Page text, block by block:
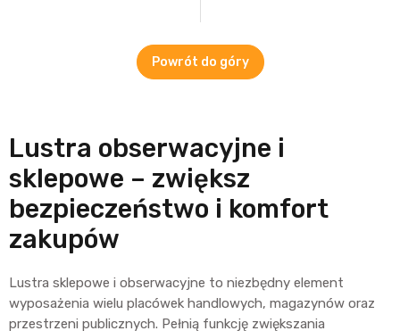
Powrót do góry
Lustra obserwacyjne i
sklepowe – zwiększ
bezpieczeństwo i komfort
zakupów
Lustra sklepowe i obserwacyjne to niezbędny element
wyposażenia wielu placówek handlowych, magazynów oraz
przestrzeni publicznych. Pełnią funkcję zwiększania